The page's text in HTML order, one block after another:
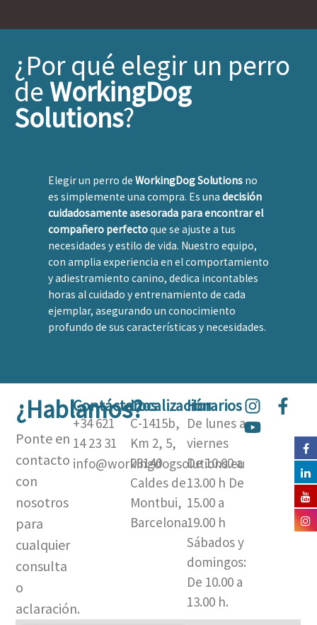
¿Por qué elegir un perro
deWorkingDog
Solutions?
Elegir un perro de WorkingDog Solutions no
es simplemente una compra. Es una decisión
cuidadosamente asesorada para encontrar el
compañero perfectoque se ajuste a tus
necesidades y estilo de vida. Nuestro equipo,
con amplia experiencia en el comportamiento
y adiestramiento canino, dedica incontables
horas al cuidado y entrenamiento de cada
ejemplar, asegurando un conocimiento
profundo de sus características y necesidades.
¿Hablamos?
Ponte en
contacto
con
nosotros
para
cualquier
consulta
o
aclaración.
Contáctanos
+34 621
14 23 31
info@workingdogsolutions.eu
Localización
C-1415b,
Km 2, 5,
08140
Caldes de
Montbui,
Barcelona​
Horarios
De lunes a
viernes
De 10.00 a
13.00 h De
15.00 a
19.00 h
Sábados y
domingos:
De 10.00 a
13.00 h.
I
n
s
F
Y
o
u